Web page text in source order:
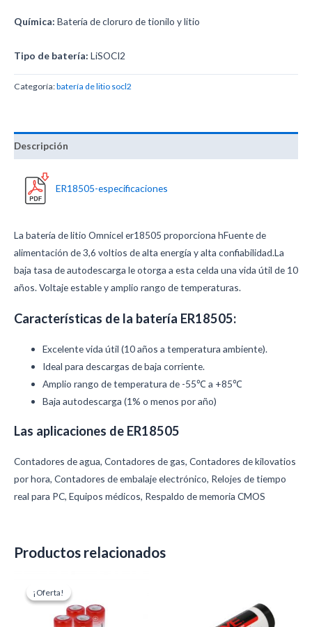
Química: Batería de cloruro de tionilo y litio
Tipo de batería: LiSOCI2
Categoría:batería de litio socl2
Descripción
ER18505-especificaciones
La batería de litio Omnicel er18505 proporciona hFuente de
alimentación de 3,6 voltios de alta energía y alta confiabilidad.La
baja tasa de autodescarga le otorga a esta celda una vida útil de 10
años. Voltaje estable y amplio rango de temperaturas.
Características de la batería ER18505:
Excelente vida útil (10 años a temperatura ambiente).
Ideal para descargas de baja corriente.
Amplio rango de temperatura de -55℃ a +85℃
Baja autodescarga (1% o menos por año)
Las aplicaciones de ER18505
Contadores de agua, Contadores de gas, Contadores de kilovatios
por hora, Contadores de embalaje electrónico, Relojes de tiempo
real para PC, Equipos médicos, Respaldo de memoria CMOS
Productos relacionados
¡Oferta!
¡Oferta!
original
$5.90.
actual
es:
$5.30.